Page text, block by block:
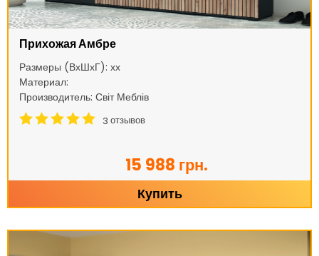
Прихожая Амбре
Размеры (ВхШхГ): хх
Материал:
Производитель: Світ Меблів
3 отзывов
15 988 грн.
Купить